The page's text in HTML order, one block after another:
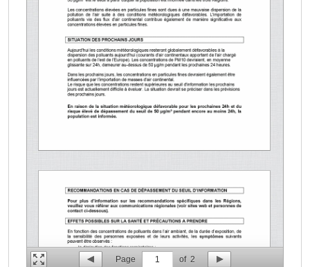
Page 1 of 2